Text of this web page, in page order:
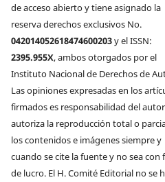
de acceso abierto y tiene asignado la
reserva derechos exclusivos No.
042014052618474600203y el ISSN:
2395.955X, ambos otorgados por el
Instituto Nacional de Derechos de
Las opiniones expresadas en los
firmados es responsabilidad del
autoriza la reproducción total o
los contenidos e imágenes siempre y
cuando se cite la fuente y no sea con
de lucro. El H. Comité Editorial no se